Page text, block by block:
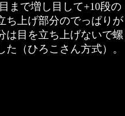
まで増し目して+10段の
ち上げ部分のでっぱりが
は目を立ち上げないで螺
（ひろこさん方式）。